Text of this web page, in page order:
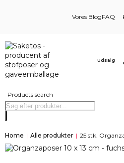
Vores BlogFAQ
Products search
Udsalg
Home | Alle produkter | 25 stk.